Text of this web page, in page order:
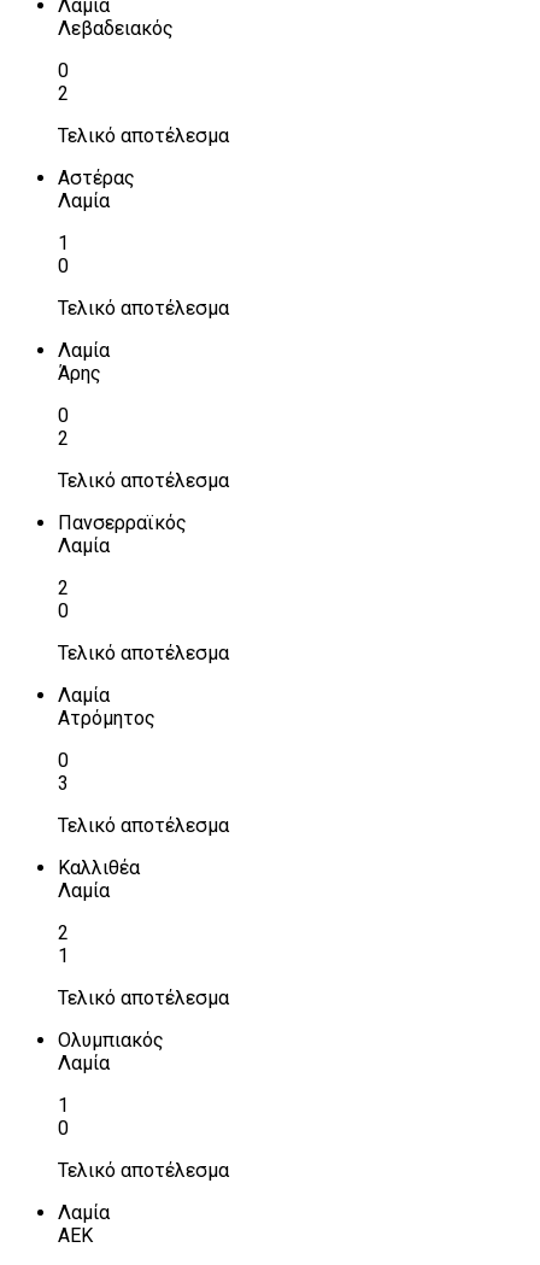
Λαμία
Λεβαδειακός
0
2
Τελικό αποτέλεσμα
Αστέρας
Λαμία
1
0
Τελικό αποτέλεσμα
Λαμία
Άρης
0
2
Τελικό αποτέλεσμα
Πανσερραϊκός
Λαμία
2
0
Τελικό αποτέλεσμα
Λαμία
Ατρόμητος
0
3
Τελικό αποτέλεσμα
Καλλιθέα
Λαμία
2
1
Τελικό αποτέλεσμα
Ολυμπιακός
Λαμία
1
0
Τελικό αποτέλεσμα
Λαμία
ΑΕΚ